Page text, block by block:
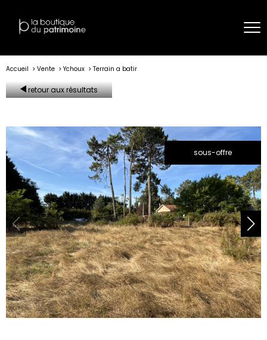
Accueil Vente Ychoux Terrain a batir
retour aux résultats
sous-offre